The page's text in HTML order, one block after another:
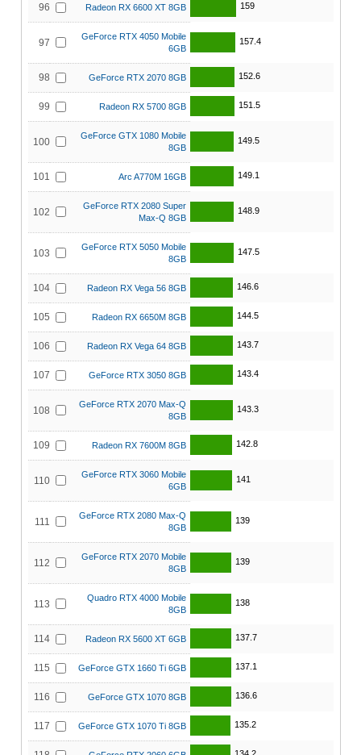
96 Radeon RX 6600 XT 8GB 159
97
GeForce RTX 4050 Mobile
6GB
157.4
98 GeForce RTX 2070 8GB 152.6
99 Radeon RX 5700 8GB 151.5
100
GeForce GTX 1080 Mobile
8GB
149.5
101 Arc A770M 16GB 149.1
102
GeForce RTX 2080 Super
Max-Q 8GB
148.9
103
GeForce RTX 5050 Mobile
8GB
147.5
104 Radeon RX Vega 56 8GB 146.6
105 Radeon RX 6650M 8GB 144.5
106 Radeon RX Vega 64 8GB 143.7
107 GeForce RTX 3050 8GB 143.4
108
GeForce RTX 2070 Max-Q
8GB
143.3
109 Radeon RX 7600M 8GB 142.8
110
GeForce RTX 3060 Mobile
6GB
141
111
GeForce RTX 2080 Max-Q
8GB
139
112
GeForce RTX 2070 Mobile
8GB
139
113
Quadro RTX 4000 Mobile
8GB
138
114 Radeon RX 5600 XT 6GB 137.7
115 GeForce GTX 1660 Ti 6GB 137.1
116 GeForce GTX 1070 8GB 136.6
117 GeForce GTX 1070 Ti 8GB 135.2